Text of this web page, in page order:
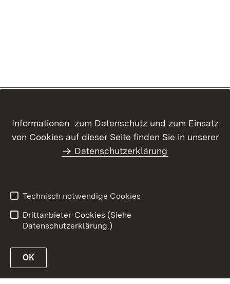
Barrierefreiheit
Informationen zum Datenschutz und zum Einsatz
von Cookies auf dieser Seite finden Sie in unserer
Datenschutzerklärung
Technisch notwendige Cookies
Drittanbieter-Cookies (Siehe
Datenschutzerklärung.)
OK